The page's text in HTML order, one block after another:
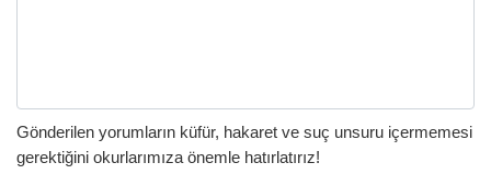
Gönderilen yorumların küfür, hakaret ve suç unsuru içermemesi
gerektiğini okurlarımıza önemle hatırlatırız!